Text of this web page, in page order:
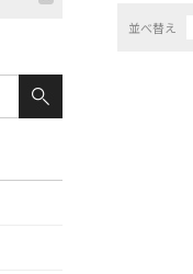
並べ替え